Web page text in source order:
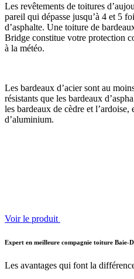
Les revêtements de toitures
pareil qui dépasse jusqu’à 4 et 5
d’asphalte. Une toiture de
Bridge constitue votre protection
à la météo.
Les bardeaux d’acier sont au
résistants que les bardeaux
les bardeaux de cèdre et
d’aluminium.
Voir le produit
Expert en meilleure compagnie toiture Baie-
Les avantages qui font la